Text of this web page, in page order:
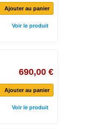
Ajouter au panier
Voir le produit
690,00 €
Ajouter au panier
Voir le produit